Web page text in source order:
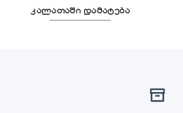
კალათაში დამატება